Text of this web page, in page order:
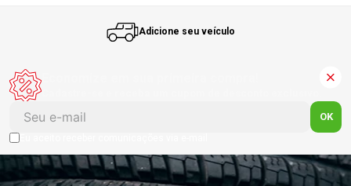
Adicione seu veículo
OK
2 º Kit Pneu
3º Bproauto